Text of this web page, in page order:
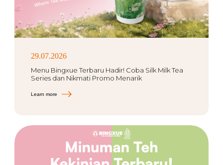
29.07.2026
Menu Bingxue Terbaru Hadir! Coba Silk Milk Tea
Series dan Nikmati Promo Menarik
Learn more